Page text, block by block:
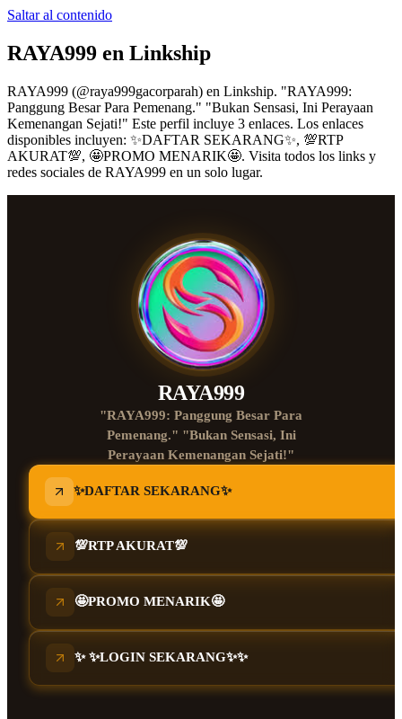
Saltar al contenido
RAYA999 en Linkship
RAYA999 (@raya999gacorparah) en Linkship. "RAYA999:
Panggung Besar Para Pemenang." "Bukan Sensasi, Ini Perayaan
Kemenangan Sejati!" Este perfil incluye 3 enlaces. Los enlaces
disponibles incluyen: ✨DAFTAR SEKARANG✨, 💯RTP
AKURAT💯, 🤩PROMO MENARIK🤩. Visita todos los links y
redes sociales de RAYA999 en un solo lugar.
RAYA999
"RAYA999: Panggung Besar Para
Pemenang." "Bukan Sensasi, Ini
Perayaan Kemenangan Sejati!"
✨DAFTAR SEKARANG✨
💯RTP AKURAT💯
🤩PROMO MENARIK🤩
✨ ✨LOGIN SEKARANG✨✨